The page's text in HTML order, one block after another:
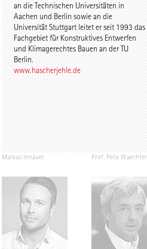
Prof. Peter Kulka Jette Cathrin Hopp
Markus Innauer Prof. Felix Waechter
an die Technischen Universitäten in
Aachen und Berlin sowie an die
Universität Stuttgart leitet er seit 1993 das
Fachgebiet für Konstruktives Entwerfen
und Klimagerechtes Bauen an der TU
Berlin.
www.hascherjehle.de